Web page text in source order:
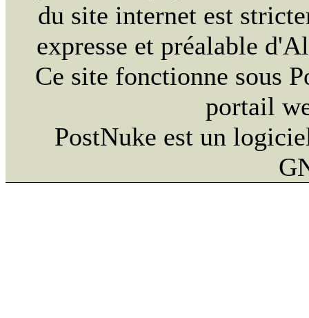
du site internet est
expresse et préalable
Ce site fonctionne sous
portail
PostNuke est un